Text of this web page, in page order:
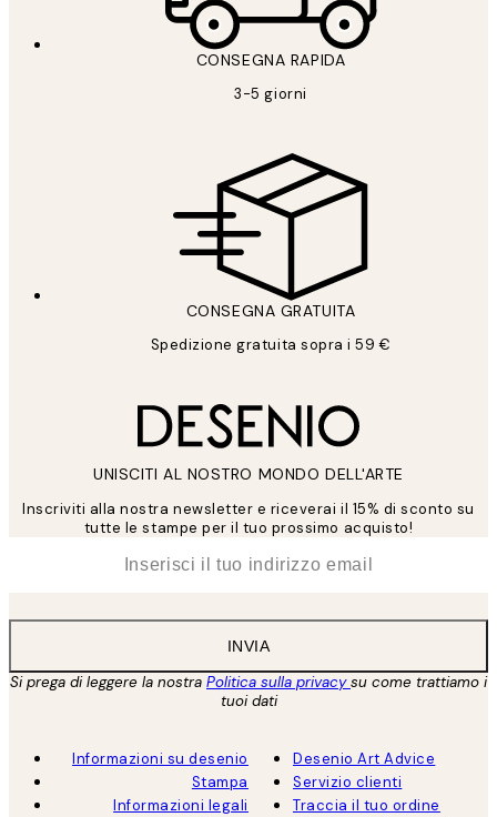
CONSEGNA RAPIDA
3-5 giorni
CONSEGNA GRATUITA
Spedizione gratuita sopra i 59 €
UNISCITI AL NOSTRO MONDO DELL'ARTE
Inscriviti alla nostra newsletter e riceverai il 15% di sconto su
tutte le stampe per il tuo prossimo acquisto!
INVIA
Si prega di leggere la nostra Politica sulla privacysu come trattiamo i
tuoi dati
Informazioni su desenio
Stampa
Informazioni legali
Desenio Art Advice
Servizio clienti
Traccia il tuo ordine